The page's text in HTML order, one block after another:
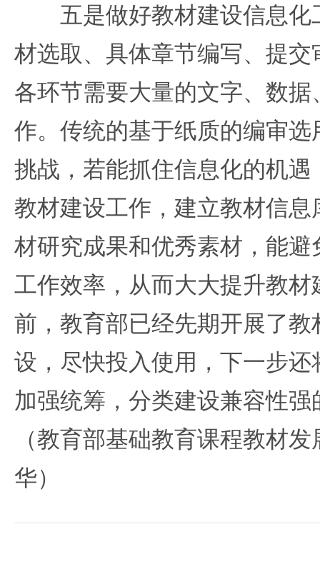
五是做好教材建设信息化
材选取、具体章节编写、提
各环节需要大量的文字、数
作。传统的基于纸质的编审
挑战，若能抓住信息化的机
教材建设工作，建立教材信
材研究成果和优秀素材，能
工作效率，从而大大提升教
前，教育部已经先期开展了
设，尽快投入使用，下一步
加强统筹，分类建设兼容性
（教育部基础教育课程教材
华）